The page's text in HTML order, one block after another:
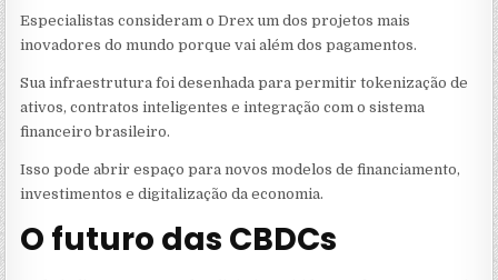
Especialistas consideram o Drex um dos projetos mais
inovadores do mundo porque vai além dos pagamentos.
Sua infraestrutura foi desenhada para permitir tokenização de
ativos, contratos inteligentes e integração com o sistema
financeiro brasileiro.
Isso pode abrir espaço para novos modelos de financiamento,
investimentos e digitalização da economia.
O futuro das CBDCs